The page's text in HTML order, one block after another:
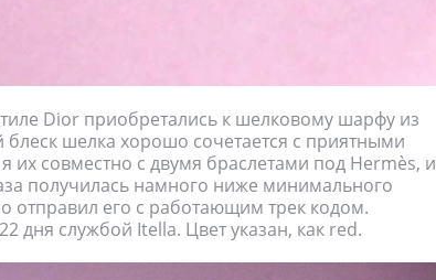
Dior приобретались к шелковому шарфу из
шелка хорошо сочетается с приятными
их совместно с двумя браслетами под Hermès, и
получилась намного ниже минимального
отправил его с работающим трек кодом.
дня службой Itella. Цвет указан, как red.